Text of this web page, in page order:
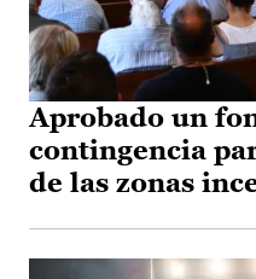
Aprobado un
contingencia
de las zonas